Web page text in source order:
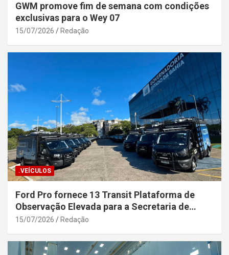
GWM promove fim de semana com condições
exclusivas para o Wey 07
15/07/2026 Redação
.VEÍCULOS
Ford Pro fornece 13 Transit Plataforma de
Observação Elevada para a Secretaria de
Segurança Pública da Bahia
15/07/2026 Redação